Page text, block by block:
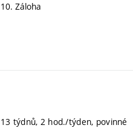
10. Záloha
13 týdnů, 2 hod./týden, povinné